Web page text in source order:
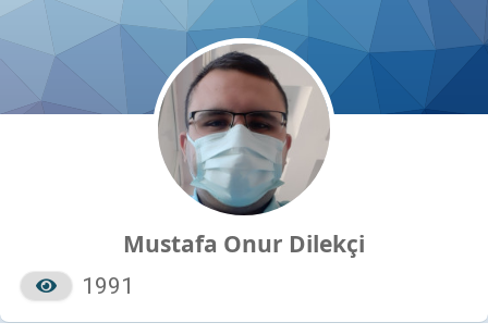
Mustafa Onur Dilekçi
1991